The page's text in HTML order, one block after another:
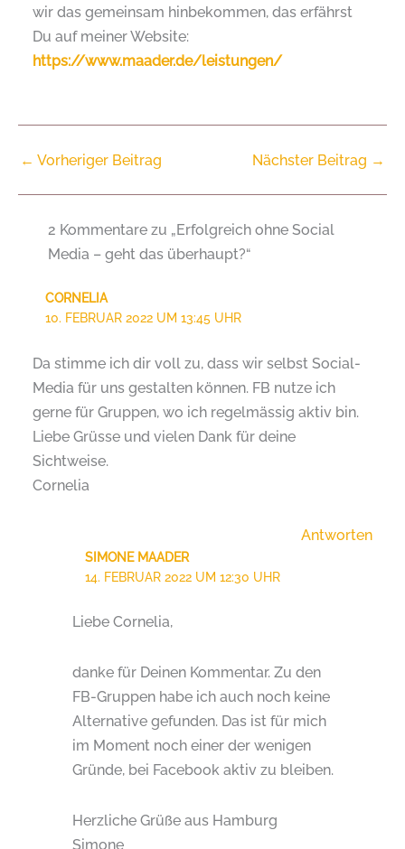
wir das gemeinsam hinbekommen, das erfährst
Du auf meiner Website:
https://www.maader.de/leistungen/
← Vorheriger Beitrag Nächster Beitrag →
2 Kommentare zu „Erfolgreich ohne Social
Media – geht das überhaupt?“
CORNELIA
10. FEBRUAR 2022 UM 13:45 UHR
Da stimme ich dir voll zu, dass wir selbst Social-
Media für uns gestalten können. FB nutze ich
gerne für Gruppen, wo ich regelmässig aktiv bin.
Liebe Grüsse und vielen Dank für deine
Sichtweise.
Cornelia
Antworten
SIMONE MAADER
14. FEBRUAR 2022 UM 12:30 UHR
Liebe Cornelia,
danke für Deinen Kommentar. Zu den
FB-Gruppen habe ich auch noch keine
Alternative gefunden. Das ist für mich
im Moment noch einer der wenigen
Gründe, bei Facebook aktiv zu bleiben.
Herzliche Grüße aus Hamburg
Simone